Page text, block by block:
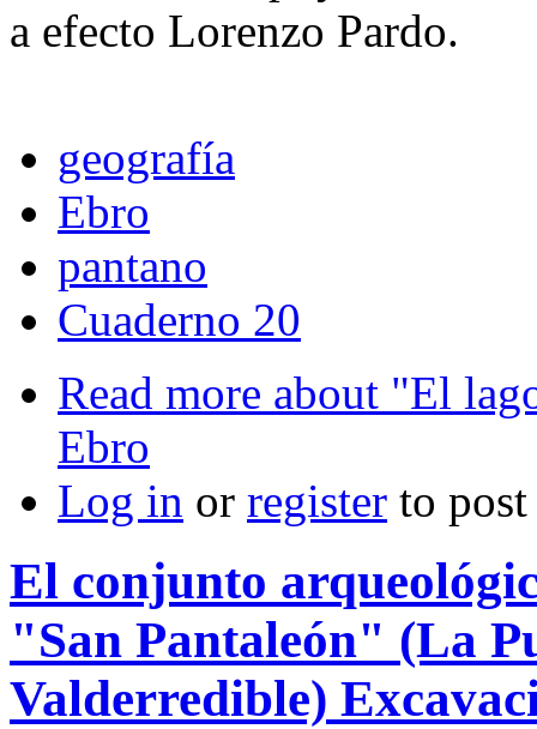
a efecto Lorenzo Pardo.
geografía
Ebro
pantano
Cuaderno 20
Read more about "El
Ebro
Log in or register to
El conjunto
"San Pantaleón" (La
Valderredible)